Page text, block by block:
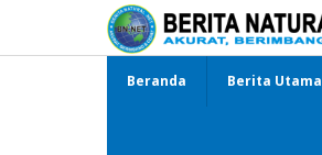
Beranda Berita Utama